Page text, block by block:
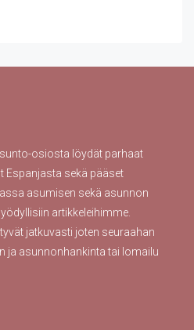
osiosta löydät parhaat
Espanjasta sekä pääset
asumisen sekä asunnon
artikkeleihimme.
jatkuvasti joten seuraahan
ja asunnonhankinta tai lomailu